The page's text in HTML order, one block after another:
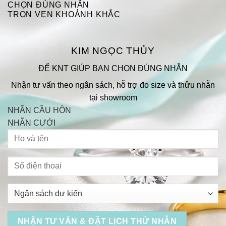
CHỌN ĐÚNG NHẪN
TRỌN VẸN KHOẢNH KHẮC
KIM NGỌC THỦY
ĐỂ KNT GIÚP BẠN CHỌN ĐÚNG NHẪN
Nhận tư vấn theo ngân sách, hỗ trợ đo size và thửu nhẫn
tại showroom
NHẪN CẦU HÔN
NHẪN CƯỚI